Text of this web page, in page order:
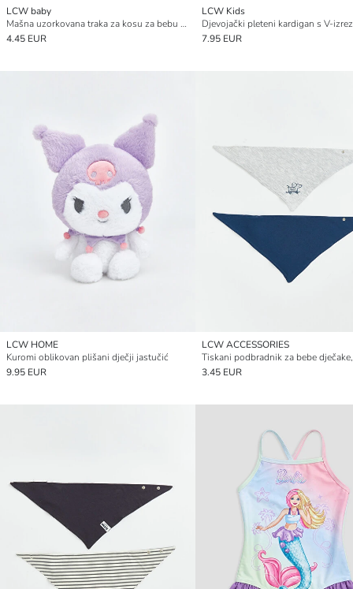
LCW baby
Mašna uzorkovana traka za kosu za bebu djevojčicu
4.45 EUR
LCW Kids
Djevojački pleteni kardigan s V-
7.95 EUR
LCW HOME
Kuromi oblikovan plišani dječji jastučić
9.95 EUR
LCW ACCESSORIES
3.45 EUR